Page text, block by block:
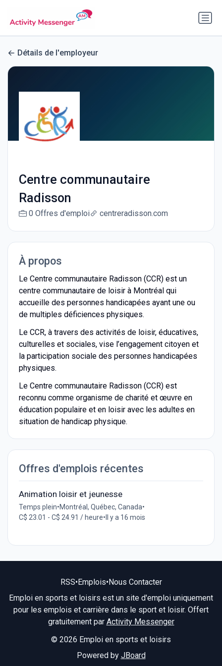
Détails de l'employeur
Centre communautaire
Radisson
0 Offres d'emploi centreradisson.com
À propos
Le Centre communautaire Radisson (CCR) est un
centre communautaire de loisir à Montréal qui
accueille des personnes handicapées ayant une ou
de multiples déficiences physiques.
Le CCR, à travers des activités de loisir, éducatives,
culturelles et sociales, vise l’engagement citoyen et
la participation sociale des personnes handicapées
physiques.
Le Centre communautaire Radisson (CCR) est
reconnu comme organisme de charité et œuvre en
éducation populaire et en loisir avec les adultes en
situation de handicap physique.
Offres d'emplois récentes
Animation loisir et jeunesse
Temps plein•Montréal, Québec, Canada•
C$ 23.01 - C$ 24.91 / heure• Il y a 16 mois
RSS•Emplois•Nous Contacter
Emploi en sports et loisirs est un site d'emploi uniquement
pour les emplois et carrière dans le sport et loisir. Offert
gratuitement par Activity Messenger
© 2026 Emploi en sports et loisirs
Powered by JBoard